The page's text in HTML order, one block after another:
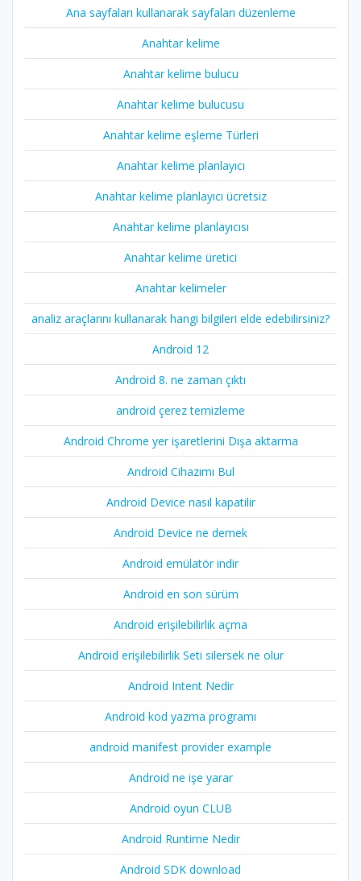
Ana sayfaları kullanarak sayfaları düzenleme
Anahtar kelime
Anahtar kelime bulucu
Anahtar kelime bulucusu
Anahtar kelime eşleme Türleri
Anahtar kelime planlayıcı
Anahtar kelime planlayıcı ücretsiz
Anahtar kelime planlayıcısı
Anahtar kelime üretici
Anahtar kelimeler
analiz araçlarını kullanarak hangi bilgileri elde edebilirsiniz?
Android 12
Android 8. ne zaman çıktı
android çerez temizleme
Android Chrome yer işaretlerini Dışa aktarma
Android Cihazımı Bul
Android Device nasıl kapatilir
Android Device ne demek
Android emülatör indir
Android en son sürüm
Android erişilebilirlik açma
Android erişilebilirlik Seti silersek ne olur
Android Intent Nedir
Android kod yazma programı
android manifest provider example
Android ne işe yarar
Android oyun CLUB
Android Runtime Nedir
Android SDK download